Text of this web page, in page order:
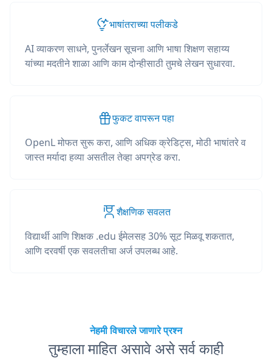
भाषांतराच्या पलीकडे
AI व्याकरण साधने, पुनर्लेखन सूचना आणि भाषा शिक्षण सहाय्य
यांच्या मदतीने शाळा आणि काम दोन्हीसाठी तुमचे लेखन सुधारवा.
फुकट वापरून पहा
OpenL मोफत सुरू करा, आणि अधिक क्रेडिट्स, मोठी भाषांतरे व
जास्त मर्यादा हव्या असतील तेव्हा अपग्रेड करा.
शैक्षणिक सवलत
विद्यार्थी आणि शिक्षक .edu ईमेलसह 30% सूट मिळवू शकतात,
आणि दरवर्षी एक सवलतीचा अर्ज उपलब्ध आहे.
नेहमी विचारले जाणारे प्रश्न
तुम्हाला माहित असावे असे सर्व काही